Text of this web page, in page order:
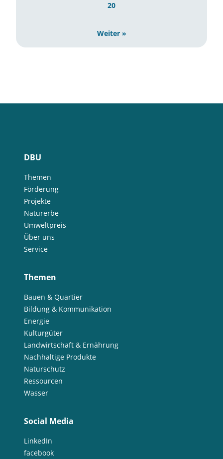
20
Weiter »
DBU
Themen
Förderung
Projekte
Naturerbe
Umweltpreis
Über uns
Service
Themen
Bauen & Quartier
Bildung & Kommunikation
Energie
Kulturgüter
Landwirtschaft & Ernährung
Nachhaltige Produkte
Naturschutz
Ressourcen
Wasser
Social Media
LinkedIn
facebook